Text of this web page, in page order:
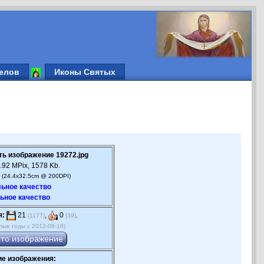
Иконы Святых
изображение 19272.jpg
MPix, 1578 Kb.
@ 200DPI)
качество
качество
21(1177), 0(39).
годы с 2012-08-18)
изображения: